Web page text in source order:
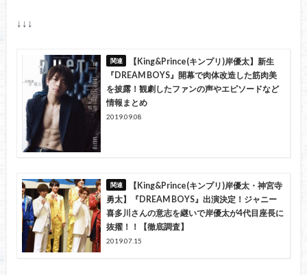
↓↓↓
【King&Prince(キンプリ)岸優太】新生
『DREAM BOYS』開幕で肉体改造した筋肉美
を披露！観劇したファンの声やエピソードなど
情報まとめ
2019.09.08
【King&Prince(キンプリ)岸優太・神宮寺
勇太】『DREAM BOYS』出演決定！ジャニー
喜多川さんの意志を継いで岸優太が4代目座長に
抜擢！！【徹底調査】
2019.07.15